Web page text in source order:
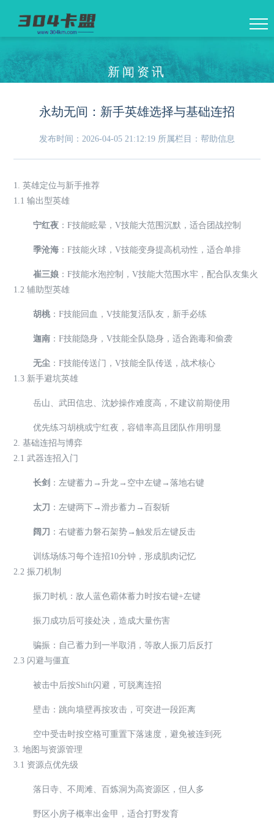
新闻资讯
永劫无间：新手英雄选择与基础连招
发布时间：2026-04-05 21:12:19 所属栏目：帮助信息
1. 英雄定位与新手推荐
1.1 输出型英雄
宁红夜 ：F技能眩晕，V技能大范围沉默，适合团战控制
季沧海 ：F技能火球，V技能变身提高机动性，适合单排
崔三娘 ：F技能水泡控制，V技能大范围水牢，配合队友集火
1.2 辅助型英雄
胡桃：F技能回血，V技能复活队友，新手必练
迦南 ：F技能隐身，V技能全队隐身，适合跑毒和偷袭
无尘 ：F技能传送门，V技能全队传送，战术核心
1.3 新手避坑英雄
岳山、武田信忠、沈妙操作难度高，不建议前期使用
优先练习胡桃或宁红夜，容错率高且团队作用明显
2. 基础连招与博弈
2.1 武器连招入门
长剑 ：左键蓄力→升龙→空中左键→落地右键
太刀 ：左键两下→滑步蓄力→百裂斩
阔刀 ：右键蓄力磐石架势→触发后左键反击
训练场练习每个连招10分钟，形成肌肉记忆
2.2 振刀机制
振刀时机：敌人蓝色霸体蓄力时按右键+左键
振刀成功后可接处决，造成大量伤害
骗振：自己蓄力到一半取消，等敌人振刀后反打
2.3 闪避与僵直
被击中后按Shift闪避，可脱离连招
壁击：跳向墙壁再按攻击，可突进一段距离
空中受击时按空格可重置下落速度，避免被连到死
3. 地图与资源管理
3.1 资源点优先级
落日寺、不周滩、百炼洞为高资源区，但人多
野区小房子概率出金甲，适合打野发育